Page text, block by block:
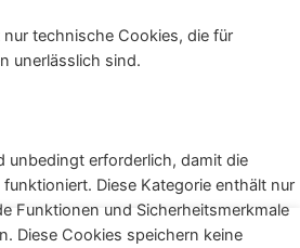
technische Cookies, die für
unerlässlich sind.
unbedingt erforderlich, damit die
Diese Kategorie enthält nur
Funktionen und Sicherheitsmerkmale
Diese Cookies speichern keine